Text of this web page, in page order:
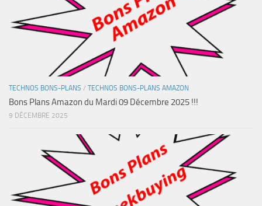
TECHNOS BONS-PLANS / TECHNOS BONS-PLANS AMAZON
Bons Plans Amazon du Mardi 09 Décembre 2025 !!!
9 DÉCEMBRE 2025